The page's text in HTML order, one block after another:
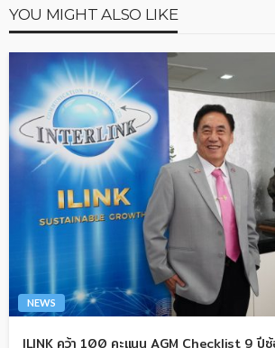
YOU MIGHT ALSO LIKE
NEWS
ILINK คว้า 100 คะแนน AGM Checklist 9 ปี